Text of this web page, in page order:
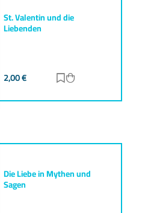
St. Valentin und die
Liebenden
2,00€ Zur Merkliste
Die Liebe in Mythen und
Sagen